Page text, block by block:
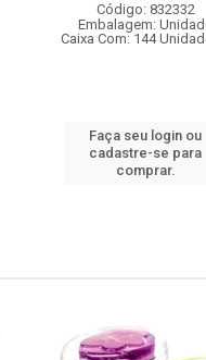
Código: 832332
Embalagem:
Caixa Com: 144
Faça seu login ou
cadastre-se para
comprar.